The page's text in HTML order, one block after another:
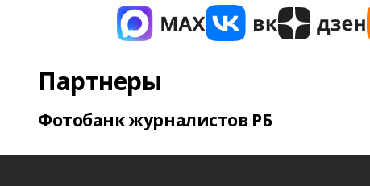
Партнеры
Фотобанк журналистов РБ